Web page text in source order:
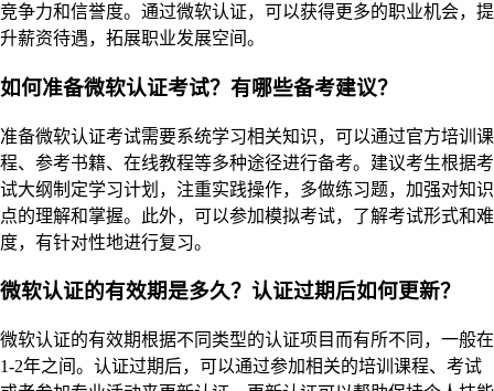
竞争力和信誉度。通过微软认证，可以获得更多的职业机会，提
升薪资待遇，拓展职业发展空间。
如何准备微软认证考试？有哪些备考建议？
准备微软认证考试需要系统学习相关知识，可以通过官方培训课
程、参考书籍、在线教程等多种途径进行备考。建议考生根据考
试大纲制定学习计划，注重实践操作，多做练习题，加强对知识
点的理解和掌握。此外，可以参加模拟考试，了解考试形式和难
度，有针对性地进行复习。
微软认证的有效期是多久？认证过期后如何更新？
微软认证的有效期根据不同类型的认证项目而有所不同，一般在
1-2年之间。认证过期后，可以通过参加相关的培训课程、考试